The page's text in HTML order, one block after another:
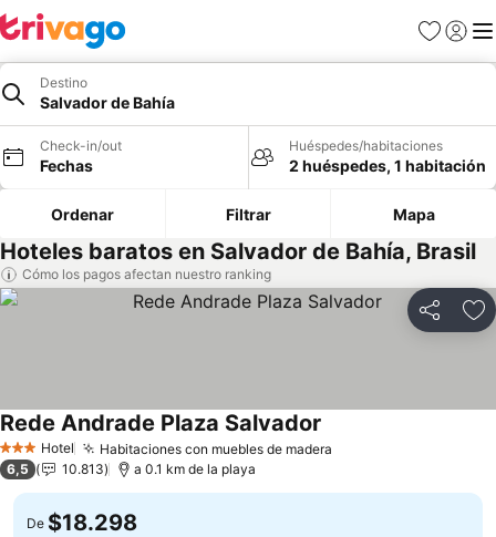
Favoritos
Iniciar
Destino
Salvador de Bahía
Check-in/out
Fechas
Huéspedes/habitaciones
2 huéspedes, 1 habitación
Ordenar Filtrar Mapa
Hoteles baratos en Salvador de Bahía, Brasil
Cómo los pagos afectan nuestro ranking
Compartir
3 Estrellas
Hotel Habitaciones con muebles de madera
Rede Andrade Plaza Salvador
6,5 10.813 a 0.1 km de la playa
De $18.298